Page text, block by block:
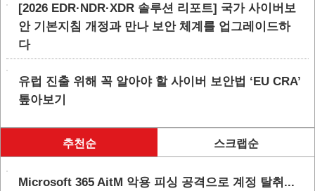
[2026 EDR·NDR·XDR 솔루션 리포트] 국가 사이버보
안 기본지침 개정과 만나 보안 체계를 업그레이드하
다
유럽 진출 위해 꼭 알아야 할 사이버 보안법 ‘EU CRA’
톺아보기
추천순 스크랩순
Microsoft 365 AitM 악용 피싱 공격으로 계정 탈취...